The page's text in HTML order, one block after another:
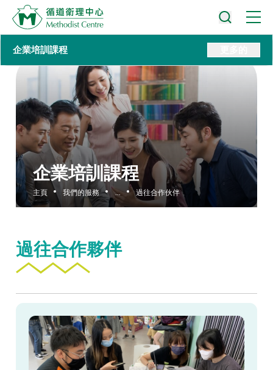
企業培訓課程
主頁 我們的服務 ... 過往合作伙伴
企業培訓課程
過往合作夥伴